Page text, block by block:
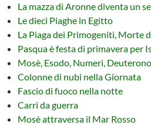
La mazza di Aronne diventa un
Le dieci Piaghe in Egitto
La Piaga dei Primogeniti, Morte
Pasqua è festa di primavera per
Mosè, Esodo, Numeri,
Colonne di nubi nella Giornata
Fascio di fuoco nella notte
Carri da guerra
Mosè attraversa il Mar Rosso